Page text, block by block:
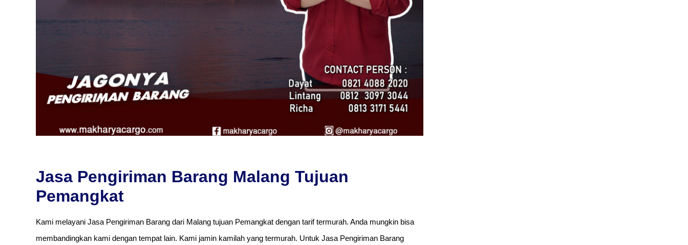
Jasa Pengiriman Barang Malang Tujuan
Pemangkat
Kami melayani Jasa Pengiriman Barang dari Malang tujuan Pemangkat dengan tarif termurah. Anda mungkin bisa
membandingkan kami dengan tempat lain. Kami jamin kamilah yang termurah. Untuk Jasa Pengiriman Barang